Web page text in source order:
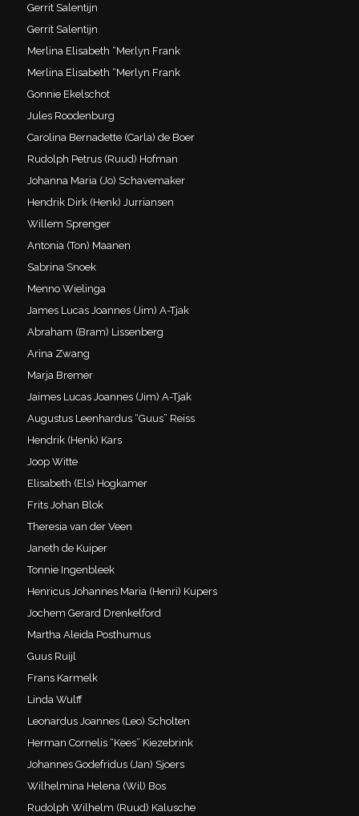
Gerrit Salentijn
Gerrit Salentijn
Merlina Elisabeth “Merlyn Frank
Merlina Elisabeth “Merlyn Frank
Gonnie Ekelschot
Jules Roodenburg
Carolina Bernadette (Carla) de Boer
Rudolph Petrus (Ruud) Hofman
Johanna Maria (Jo) Schavemaker
Hendrik Dirk (Henk) Jurriansen
Willem Sprenger
Antonia (Ton) Maanen
Sabrina Snoek
Menno Wielinga
James Lucas Joannes (Jim) A-Tjak
Abraham (Bram) Lissenberg
Arina Zwang
Marja Bremer
Jaimes Lucas Joannes (Jim) A-Tjak
Augustus Leenhardus “Guus” Reiss
Hendrik (Henk) Kars
Joop Witte
Elisabeth (Els) Hogkamer
Frits Johan Blok
Theresia van der Veen
Janeth de Kuiper
Tonnie Ingenbleek
Henricus Johannes Maria (Henri) Kupers
Jochem Gerard Drenkelford
Martha Aleida Posthumus
Guus Ruijl
Frans Karmelk
Linda Wulff
Leonardus Joannes (Leo) Scholten
Herman Cornelis “Kees” Kiezebrink
Johannes Godefridus (Jan) Sjoers
Wilhelmina Helena (Wil) Bos
Rudolph Wilhelm (Ruud) Kalusche